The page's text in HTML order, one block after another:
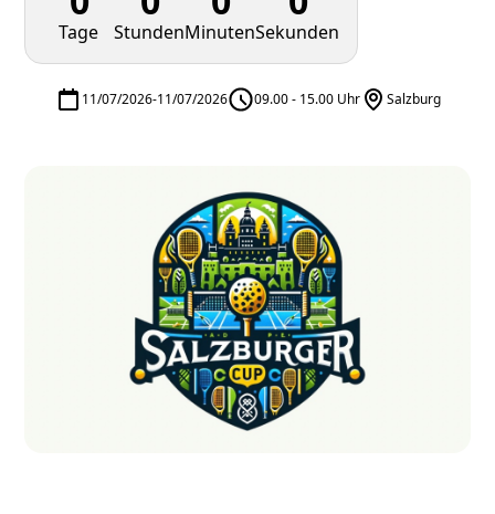
Tage StundenMinutenSekunden
11/07/2026-11/07/2026 09.00 - 15.00 Uhr Salzburg